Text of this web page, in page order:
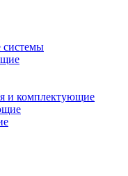
и комплектующие